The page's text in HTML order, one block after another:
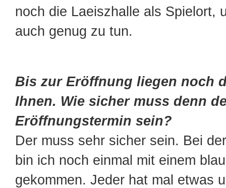
noch die Laeiszhalle als Spielort,
auch genug zu tun.
Bis zur Eröffnung liegen noch
Ihnen. Wie sicher muss denn
Eröffnungstermin sein?
Der muss sehr sicher sein. Bei
bin ich noch einmal mit einem
gekommen. Jeder hat mal etwas